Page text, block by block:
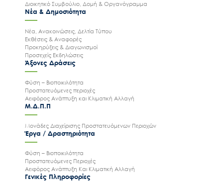
Διοικητικό Συμβούλιο, Δομή & Οργανόγραμμα
Νέα & Δημοσιότητα
Νέα, Ανακοινώσεις, Δελτία Τύπου
Εκθέσεις & Αναφορές
Προκηρύξεις & Διαγωνισμοί
Προσεχείς Εκδηλώσεις
Άξονες Δράσεις
Φύση – Βιοποικιλότητα
Προστατευόμενες περιοχές
Αειφόρος Ανάπτυξη και Κλιματική Αλλαγή
Μ.Δ.Π.Π
Μονάδες Διαχείρισης Προστατευόμενων Περιοχών
Έργα / Δραστηριότητα
Φύση – Βιοποικιλότητα
Προστατευόμενες Περιοχές
Αειφόρος Ανάπτυξη Και Κλιματική Αλλαγή
Γενικές Πληροφορίες